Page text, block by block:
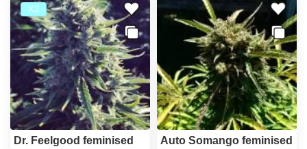
Х2
Dr. Feelgood feminised
Auto Somango feminised